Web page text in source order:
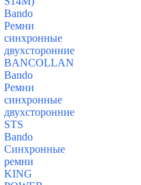
Bando
Ремни
синхронные
двухсторонние
BANCOLLAN
Bando
Ремни
синхронные
двухсторонние
STS
Bando
Синхронные
ремни
KING